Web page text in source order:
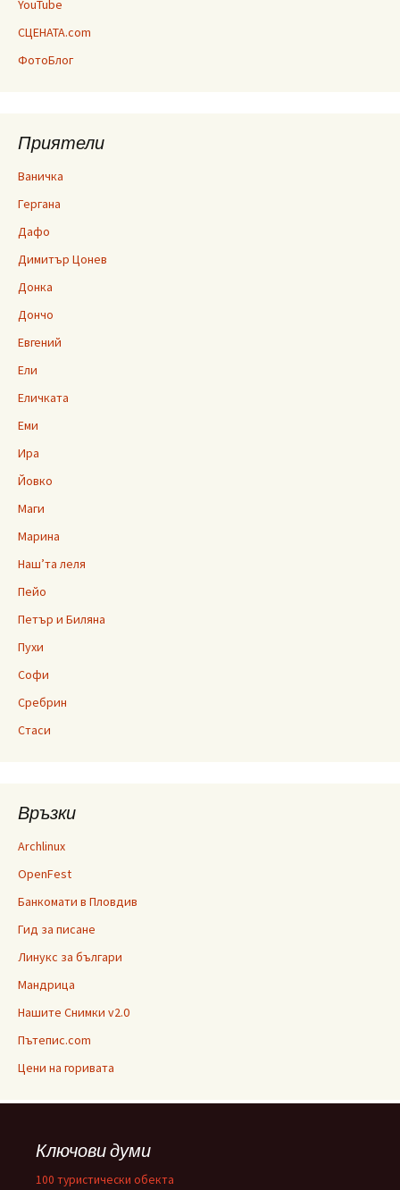
YouTube
СЦЕНАТА.com
ФотоБлог
Приятели
Ваничка
Гергана
Дафо
Димитър Цонев
Донка
Дончо
Евгений
Ели
Еличката
Еми
Ира
Йовко
Маги
Марина
Наш’та леля
Пейо
Петър и Биляна
Пухи
Софи
Сребрин
Стаси
Връзки
Archlinux
OpenFest
Банкомати в Пловдив
Гид за писане
Линукс за българи
Мандрица
Нашите Снимки v2.0
Пътепис.com
Цени на горивата
Ключови думи
100 туристически обекта